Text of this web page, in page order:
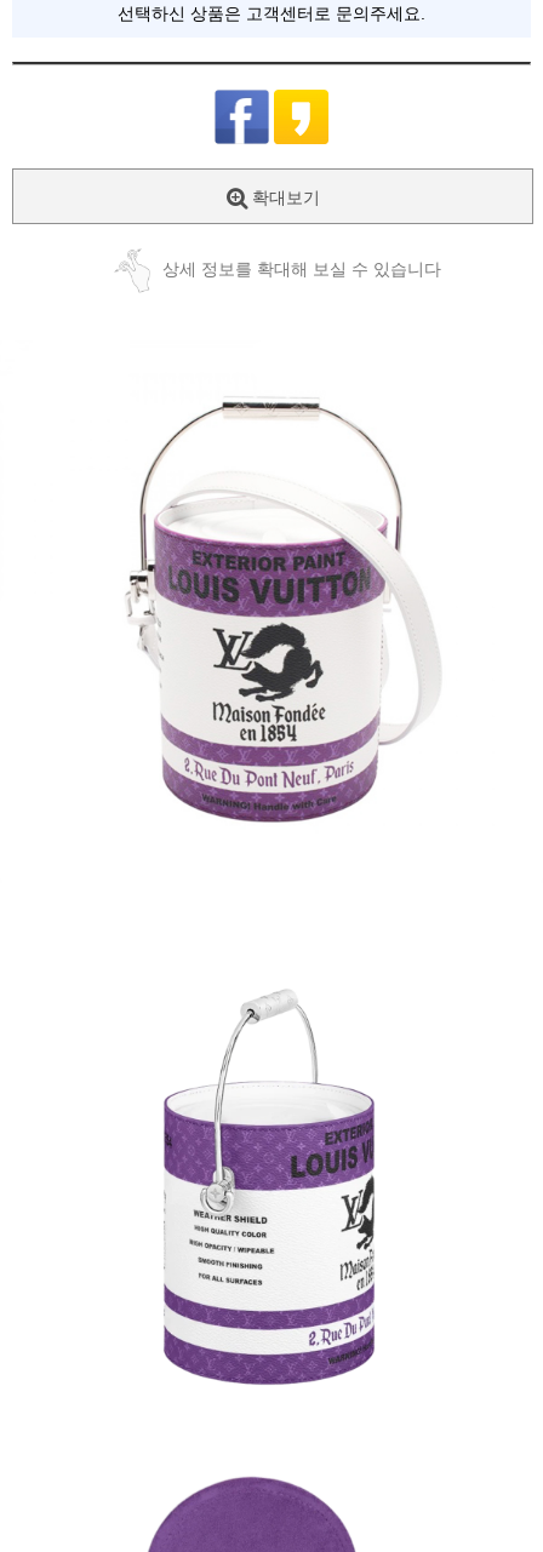
선택하신 상품은 고객센터로 문의주세요.
확대보기
상세 정보를 확대해 보실 수 있습니다